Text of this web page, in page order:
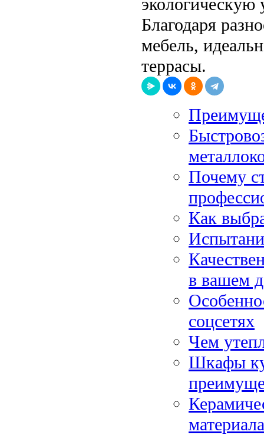
экологическую
Благодаря
мебель,
террасы.
Почему
Как
в вашем
соцсетях
Чем
Шкафы
материала